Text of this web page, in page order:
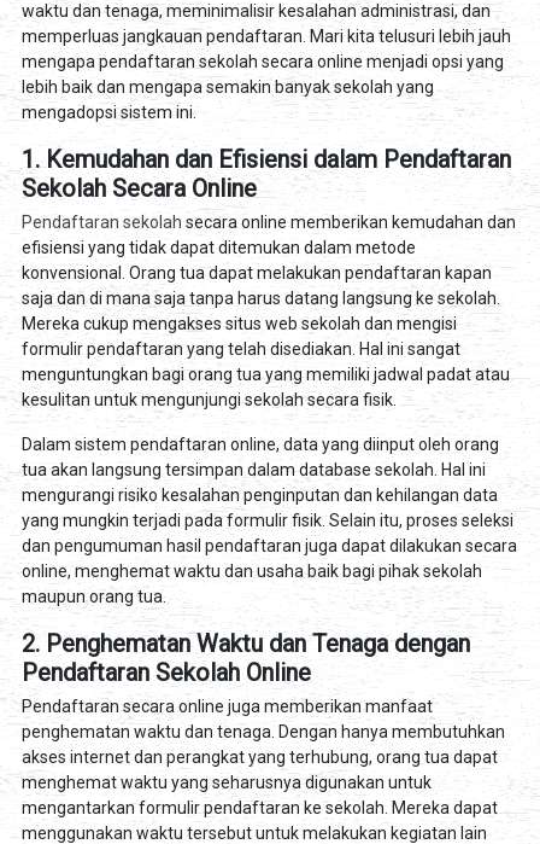
waktu dan tenaga, meminimalisir kesalahan administrasi, dan
memperluas jangkauan pendaftaran. Mari kita telusuri lebih jauh
mengapa pendaftaran sekolah secara online menjadi opsi yang
lebih baik dan mengapa semakin banyak sekolah yang
mengadopsi sistem ini.
1. Kemudahan dan Efisiensi dalam Pendaftaran
Sekolah Secara Online
Pendaftaran sekolah secara online memberikan kemudahan dan
efisiensi yang tidak dapat ditemukan dalam metode
konvensional. Orang tua dapat melakukan pendaftaran kapan
saja dan di mana saja tanpa harus datang langsung ke sekolah.
Mereka cukup mengakses situs web sekolah dan mengisi
formulir pendaftaran yang telah disediakan. Hal ini sangat
menguntungkan bagi orang tua yang memiliki jadwal padat atau
kesulitan untuk mengunjungi sekolah secara fisik.
Dalam sistem pendaftaran online, data yang diinput oleh orang
tua akan langsung tersimpan dalam database sekolah. Hal ini
mengurangi risiko kesalahan penginputan dan kehilangan data
yang mungkin terjadi pada formulir fisik. Selain itu, proses seleksi
dan pengumuman hasil pendaftaran juga dapat dilakukan secara
online, menghemat waktu dan usaha baik bagi pihak sekolah
maupun orang tua.
2. Penghematan Waktu dan Tenaga dengan
Pendaftaran Sekolah Online
Pendaftaran secara online juga memberikan manfaat
penghematan waktu dan tenaga. Dengan hanya membutuhkan
akses internet dan perangkat yang terhubung, orang tua dapat
menghemat waktu yang seharusnya digunakan untuk
mengantarkan formulir pendaftaran ke sekolah. Mereka dapat
menggunakan waktu tersebut untuk melakukan kegiatan lain